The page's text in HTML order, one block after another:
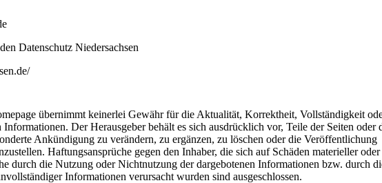
Datenschutz Niedersachsen
übernimmt keinerlei Gewähr für die Aktualität, Korrektheit, Vollständigkeit
Der Herausgeber behält es sich ausdrücklich vor, Teile der Seiten oder
Ankündigung zu verändern, zu ergänzen, zu löschen oder die Veröffentlichung
Haftungsansprüche gegen den Inhaber, die sich auf Schäden materieller oder
durch die Nutzung oder Nichtnutzung der dargebotenen Informationen bzw. durch
Informationen verursacht wurden sind ausgeschlossen.